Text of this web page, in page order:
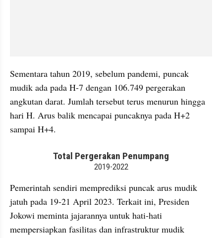
Sementara tahun 2019, sebelum pandemi, puncak
mudik ada pada H-7 dengan 106.749 pergerakan
angkutan darat. Jumlah tersebut terus menurun hingga
hari H. Arus balik mencapai puncaknya pada H+2
sampai H+4.
embed from external kumparan
Pemerintah sendiri memprediksi puncak arus mudik
jatuh pada 19-21 April 2023. Terkait ini, Presiden
Jokowi meminta jajarannya untuk hati-hati
mempersiapkan fasilitas dan infrastruktur mudik